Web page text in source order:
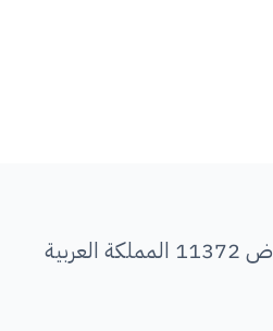
ص.ب. 300610 – الرياض 11372 المملكة العربية